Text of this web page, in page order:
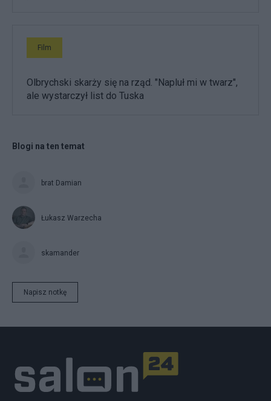
Film
Olbrychski skarży się na rząd. "Napluł mi w twarz",
ale wystarczył list do Tuska
Blogi na ten temat
brat Damian
Łukasz Warzecha
skamander
Napisz notkę